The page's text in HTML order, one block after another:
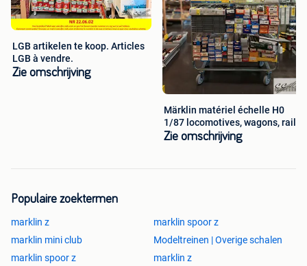
LGB artikelen te koop. Articles
LGB à vendre.
Zie omschrijving
Märklin matériel échelle H0
1/87 locomotives, wagons, rails
Zie omschrijving
Populaire zoektermen
marklin z
marklin spoor z
marklin mini club
Modeltreinen | Overige schalen
marklin spoor z
marklin z